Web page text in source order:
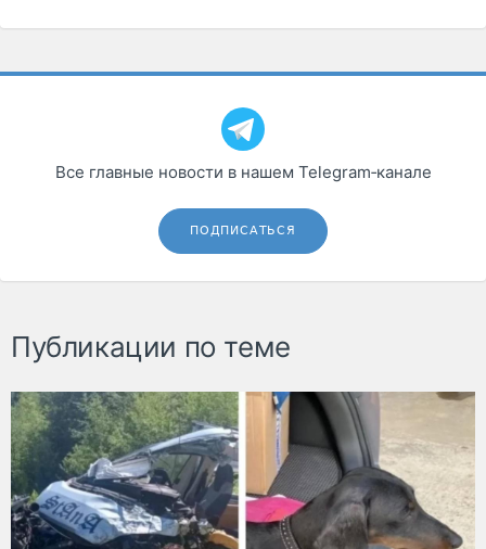
Все главные новости в нашем Telegram‑канале
ПОДПИСАТЬСЯ
Публикации по теме